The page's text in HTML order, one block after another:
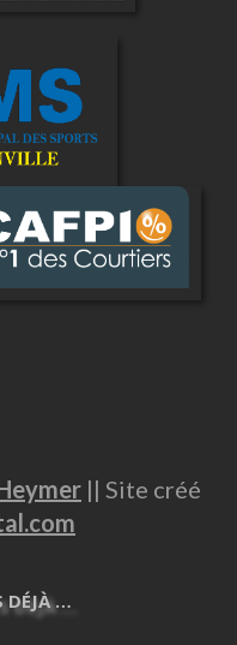
|| Site créé
DÉJÀ …